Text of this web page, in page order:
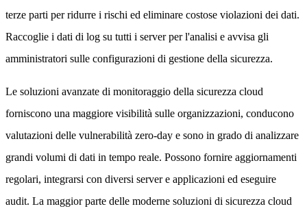
terze parti per ridurre i rischi ed eliminare costose violazioni dei dati.
Raccoglie i dati di log su tutti i server per l'analisi e avvisa gli
amministratori sulle configurazioni di gestione della sicurezza.
Le soluzioni avanzate di monitoraggio della sicurezza cloud
forniscono una maggiore visibilità sulle organizzazioni, conducono
valutazioni delle vulnerabilità zero-day e sono in grado di analizzare
grandi volumi di dati in tempo reale. Possono fornire aggiornamenti
regolari, integrarsi con diversi server e applicazioni ed eseguire
audit. La maggior parte delle moderne soluzioni di sicurezza cloud